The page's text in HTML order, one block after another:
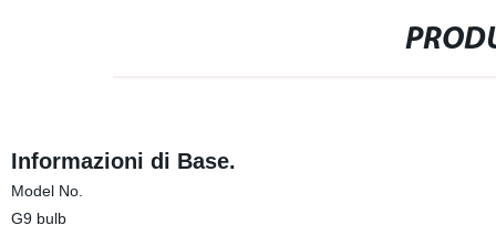
Informazioni di Base.
Model No.
G9 bulb